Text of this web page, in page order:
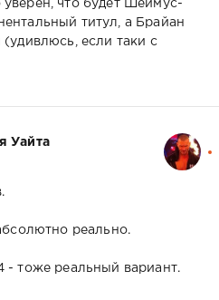
что будет Шеймус-
титул, а Брайан
если таки с
Уайта
реально.
- тоже реальный вариант.